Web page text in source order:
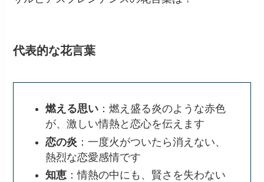
代表的な花言葉
燃える思い ：燃え盛る炎のような赤色
が、激しい情熱と恋心を伝えます
恋の炎 ：一度火がついたら消えない、
熱烈な恋愛感情です
知恵 ：情熱の中にも、賢さを失わない